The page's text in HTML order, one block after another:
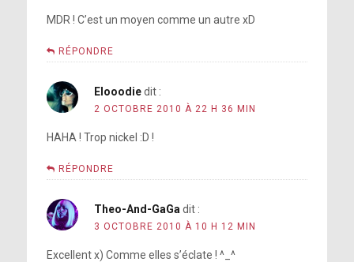
MDR ! C’est un moyen comme un autre xD
RÉPONDRE
Elooodie dit :
2 OCTOBRE 2010 À 22 H 36 MIN
HAHA ! Trop nickel :D !
RÉPONDRE
Theo-And-GaGa dit :
3 OCTOBRE 2010 À 10 H 12 MIN
Excellent x) Comme elles s’éclate ! ^_^